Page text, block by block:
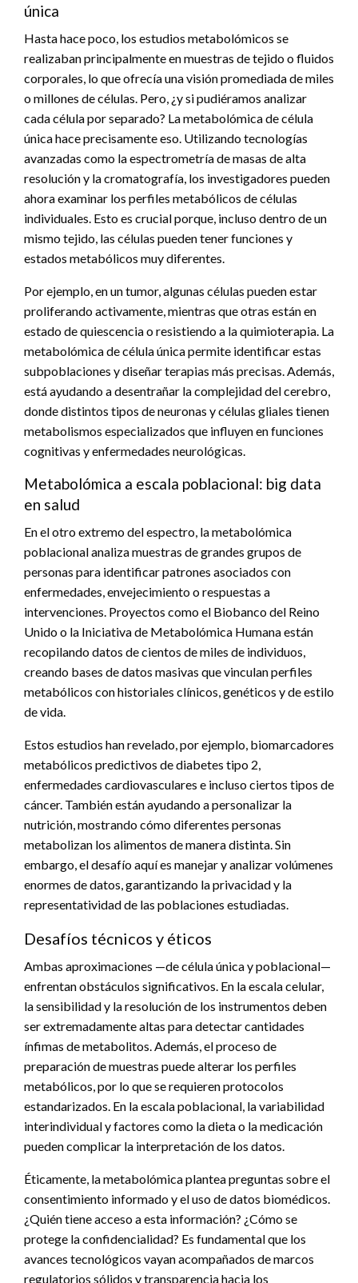
única
Hasta hace poco, los estudios metabolómicos se
realizaban principalmente en muestras de tejido o fluidos
corporales, lo que ofrecía una visión promediada de miles
o millones de células. Pero, ¿y si pudiéramos analizar
cada célula por separado? La metabolómica de célula
única hace precisamente eso. Utilizando tecnologías
avanzadas como la espectrometría de masas de alta
resolución y la cromatografía, los investigadores pueden
ahora examinar los perfiles metabólicos de células
individuales. Esto es crucial porque, incluso dentro de un
mismo tejido, las células pueden tener funciones y
estados metabólicos muy diferentes.
Por ejemplo, en un tumor, algunas células pueden estar
proliferando activamente, mientras que otras están en
estado de quiescencia o resistiendo a la quimioterapia. La
metabolómica de célula única permite identificar estas
subpoblaciones y diseñar terapias más precisas. Además,
está ayudando a desentrañar la complejidad del cerebro,
donde distintos tipos de neuronas y células gliales tienen
metabolismos especializados que influyen en funciones
cognitivas y enfermedades neurológicas.
Metabolómica a escala poblacional: big data
en salud
En el otro extremo del espectro, la metabolómica
poblacional analiza muestras de grandes grupos de
personas para identificar patrones asociados con
enfermedades, envejecimiento o respuestas a
intervenciones. Proyectos como el Biobanco del Reino
Unido o la Iniciativa de Metabolómica Humana están
recopilando datos de cientos de miles de individuos,
creando bases de datos masivas que vinculan perfiles
metabólicos con historiales clínicos, genéticos y de estilo
de vida.
Estos estudios han revelado, por ejemplo, biomarcadores
metabólicos predictivos de diabetes tipo 2,
enfermedades cardiovasculares e incluso ciertos tipos de
cáncer. También están ayudando a personalizar la
nutrición, mostrando cómo diferentes personas
metabolizan los alimentos de manera distinta. Sin
embargo, el desafío aquí es manejar y analizar volúmenes
enormes de datos, garantizando la privacidad y la
representatividad de las poblaciones estudiadas.
Desafíos técnicos y éticos
Ambas aproximaciones —de célula única y poblacional—
enfrentan obstáculos significativos. En la escala celular,
la sensibilidad y la resolución de los instrumentos deben
ser extremadamente altas para detectar cantidades
ínfimas de metabolitos. Además, el proceso de
preparación de muestras puede alterar los perfiles
metabólicos, por lo que se requieren protocolos
estandarizados. En la escala poblacional, la variabilidad
interindividual y factores como la dieta o la medicación
pueden complicar la interpretación de los datos.
Éticamente, la metabolómica plantea preguntas sobre el
consentimiento informado y el uso de datos biomédicos.
¿Quién tiene acceso a esta información? ¿Cómo se
protege la confidencialidad? Es fundamental que los
avances tecnológicos vayan acompañados de marcos
regulatorios sólidos y transparencia hacia los